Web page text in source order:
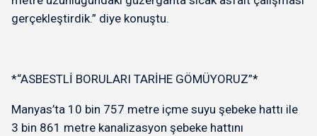
gerçekleştirdik.” diye konuştu.
*“ASBESTLİ BORULARI TARİHE GÖMÜYORUZ”*
Manyas’ta 10 bin 757 metre içme suyu şebeke hattı ile
3 bin 861 metre kanalizasyon şebeke hattını